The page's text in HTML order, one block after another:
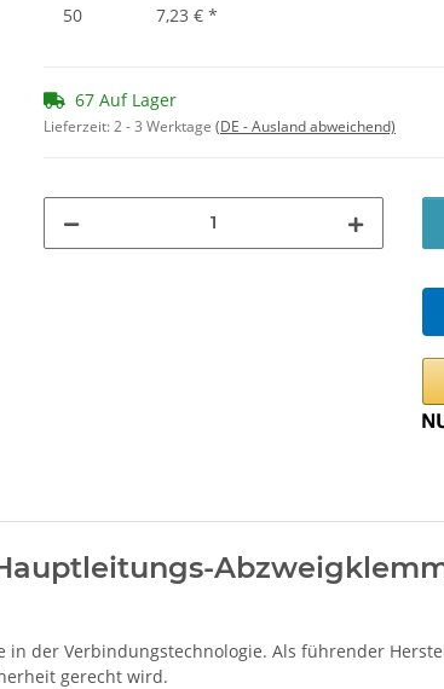
50
7,23 € *
67 Auf Lager
Lieferzeit:2 - 3 Werktage (DE - Ausland abweichend)
in der Verbindungstechnologie. Als führender
gerecht wird.